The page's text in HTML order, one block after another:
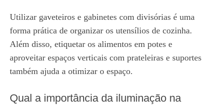
Utilizar gaveteiros e gabinetes com divisórias é uma
forma prática de organizar os utensílios de cozinha.
Além disso, etiquetar os alimentos em potes e
aproveitar espaços verticais com prateleiras e suportes
também ajuda a otimizar o espaço.
Qual a importância da iluminação na